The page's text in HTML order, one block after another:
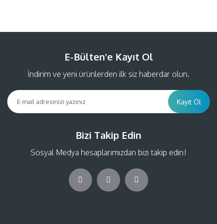
E-Bülten'e Kayıt Ol
İndirim ve yeni ürünlerden ilk siz haberdar olun.
Kayıt Ol
Bizi Takip Edin
Sosyal Medya hesaplarımızdan bizi takip edin!